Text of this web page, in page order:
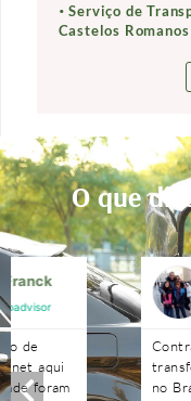
Serviço de
Castelos Romanos
O que
Franck
de
aqui
foram
no